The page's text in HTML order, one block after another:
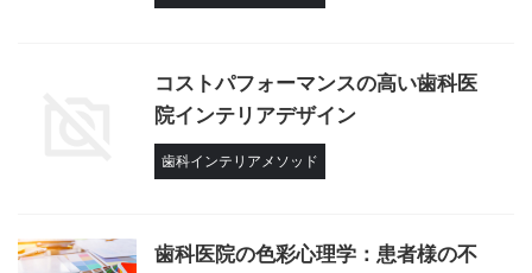
コストパフォーマンスの高い歯科医
院インテリアデザイン
歯科インテリアメソッド
歯科医院の色彩心理学：患者様の不